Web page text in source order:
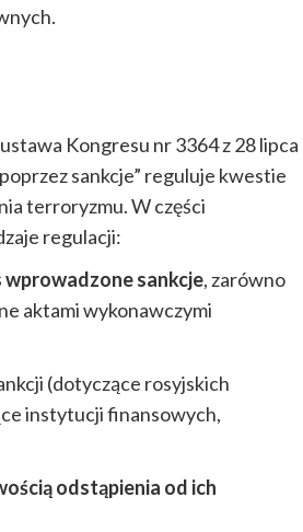
Kongresu nr 3364 z 28 lipca
sankcje” reguluje kwestie
terroryzmu. W części
regulacji:
sankcje, zarówno
aktami wykonawczymi
(dotyczące rosyjskich
instytucji finansowych,
odstąpienia od ich